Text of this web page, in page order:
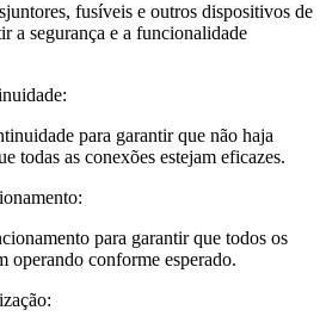
fusíveis e outros dispositivos de
a segurança e a funcionalidade
para garantir que não haja
todas as conexões estejam eficazes.
para garantir que todos os
operando conforme esperado.